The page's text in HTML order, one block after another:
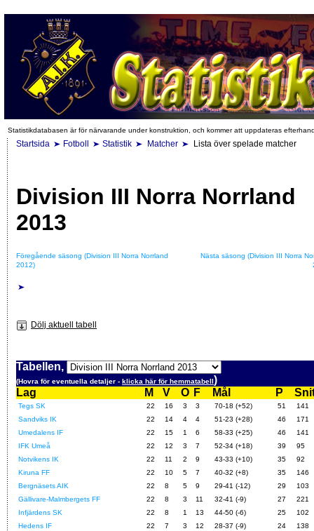
Statistikdatabasen är för närvarande under konstruktion, och kommer att uppdateras
Startsida Fotboll Statistik Matcher Lista över spelade matcher
Division III Norra Norrland
2013
Föregående säsong (Division III Norra Norrland
2012)
Nästa säsong (Division III Norra
Dölj aktuell tabell
Tabellen,
(Hovra för eventuella detaljer - klicka här för hemmatabell)
Lag
M V O F Mål P
Tegs SK 22 16 3 3 70-18 (+52) 51
141
Sandviks IK
22 14 4 4 51-23 (+28) 46
171
Umedalens IF
22 15 1 6 58-33 (+25) 46
141
IFK Umeå
22 12 3 7 52-34 (+18) 39
95
Notvikens IK
22 11 2 9 43-33 (+10) 35
92
Kiruna FF
22 10 5 7 40-32 (+8) 35
146
Bergnäsets AIK
22 8 5 9 29-41 (-12) 29
103
Gällivare-Malmbergets FF
22 8 3 11 32-41 (-9) 27
221
Infjärdens SK
22 8 1 13 44-50 (-6) 25
102
Hedens IF
22 7 3 12 28-37 (-9) 24
138